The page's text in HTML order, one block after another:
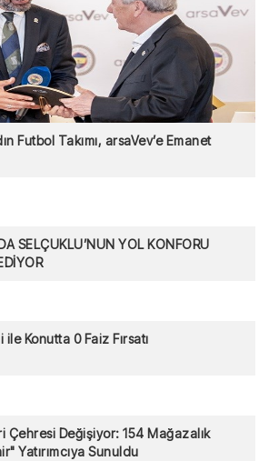
Futbol Takımı, arsaVev’e Emanet
SELÇUKLU’NUN YOL KONFORU
ile Konutta 0 Faiz Fırsatı
Çehresi Değişiyor: 154 Mağazalık
Yatırımcıya Sunuldu